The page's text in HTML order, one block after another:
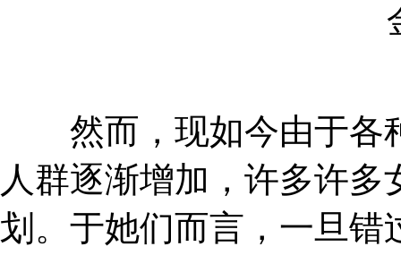
然而，现如今由于各
人群逐渐增加，许多许
划。于她们而言，一旦错